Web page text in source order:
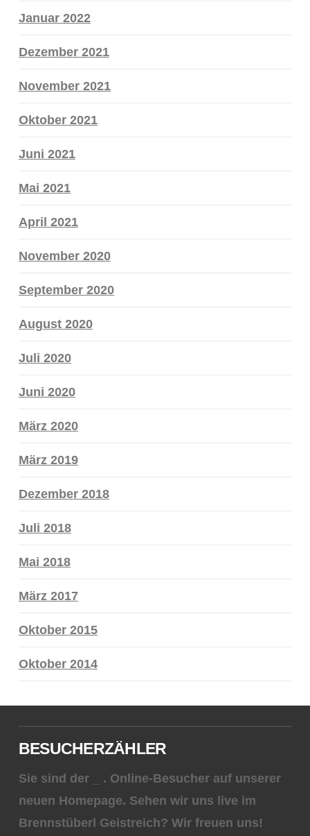
Januar 2022
Dezember 2021
November 2021
Oktober 2021
Juni 2021
Mai 2021
April 2021
November 2020
September 2020
August 2020
Juli 2020
Juni 2020
März 2020
März 2019
Dezember 2018
Juli 2018
Mai 2018
März 2017
Oktober 2015
Oktober 2014
BESUCHERZÄHLER
Sie sind der
. Online-Besucher auf unserer
neuen Homepage. Sehen wir uns live im
Brennstüberl Geistreich? Wir freuen uns!